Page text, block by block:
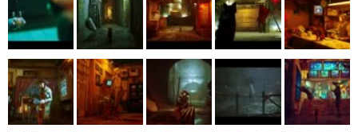
その他
電ファミニコゲーマーとは？
運営：株式会社マレ